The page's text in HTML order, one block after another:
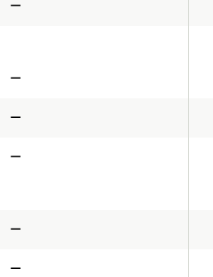
—
—
—
—
—
—